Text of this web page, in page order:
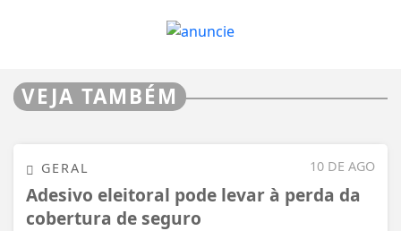
VEJA TAMBÉM
10 DE AGO
GERAL
Adesivo eleitoral pode levar à perda da
cobertura de seguro